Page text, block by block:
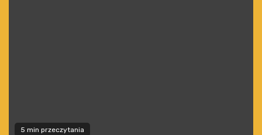
5 min przeczytania